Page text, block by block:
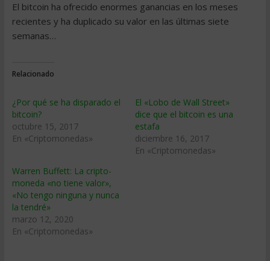
El bitcoin ha ofrecido enormes ganancias en los meses
recientes y ha duplicado su valor en las últimas siete
semanas…
Relacionado
¿Por qué se ha disparado el
bitcoin?
octubre 15, 2017
En «Criptomonedas»
El «Lobo de Wall Street»
dice que el bitcoin es una
estafa
diciembre 16, 2017
En «Criptomonedas»
Warren Buffett: La cripto-
moneda «no tiene valor»,
«No tengo ninguna y nunca
la tendré»
marzo 12, 2020
En «Criptomonedas»